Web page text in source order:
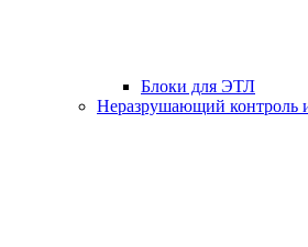
Блоки для ЭТЛ
Неразрушающий контроль